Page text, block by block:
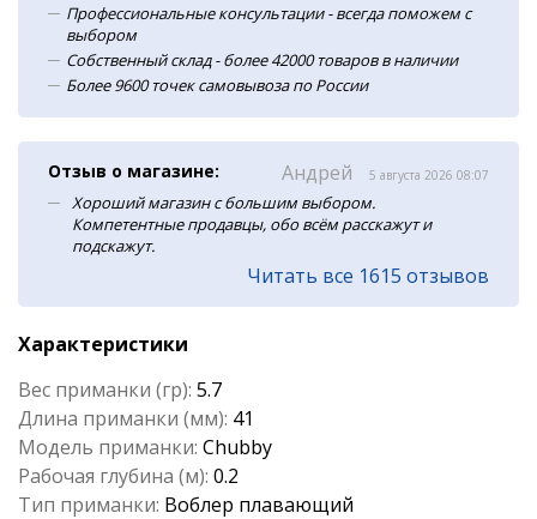
Профессиональные консультации - всегда поможем с
выбором
Собственный склад - более 42000 товаров в наличии
Более 9600 точек самовывоза по России
Отзыв о магазине: Андрей 5 августа 2026 08:07
Хороший магазин с большим выбором.
Компетентные продавцы, обо всём расскажут и
подскажут.
Читать все 1615 отзывов
Характеристики
Вес приманки (гр): 5.7
Длина приманки (мм): 41
Модель приманки: Chubby
Рабочая глубина (м): 0.2
Тип приманки: Воблер плавающий